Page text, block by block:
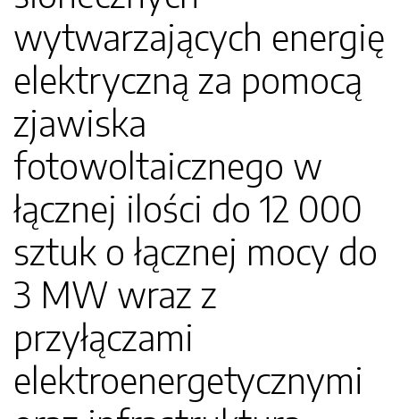
wytwarzających energię
elektryczną za pomocą
zjawiska
fotowoltaicznego w
łącznej ilości do 12 000
sztuk o łącznej mocy do
3 MW wraz z
przyłączami
elektroenergetycznymi